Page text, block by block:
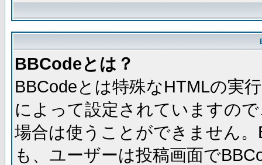
BBCodeとは？
BBCodeとは特殊なHTMLの実
によって設定されていますの
場合は使うことができません
も、ユーザーは投稿画面で